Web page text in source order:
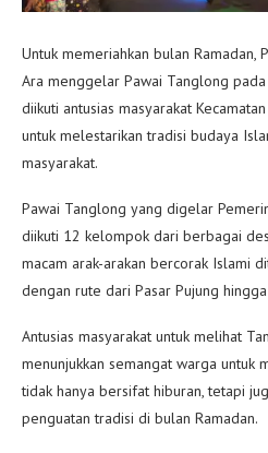
Untuk memeriahkan bulan Ramadan,
Ara menggelar Pawai Tanglong
diikuti antusias masyarakat
untuk melestarikan tradisi budaya
masyarakat.
Pawai Tanglong yang digelar
diikuti 12 kelompok dari berbagai
macam arak-arakan bercorak Islami
dengan rute dari Pasar Pujung
Antusias masyarakat untuk melihat
menunjukkan semangat warga untuk
tidak hanya bersifat hiburan, tetapi
penguatan tradisi di bulan Ramadan.